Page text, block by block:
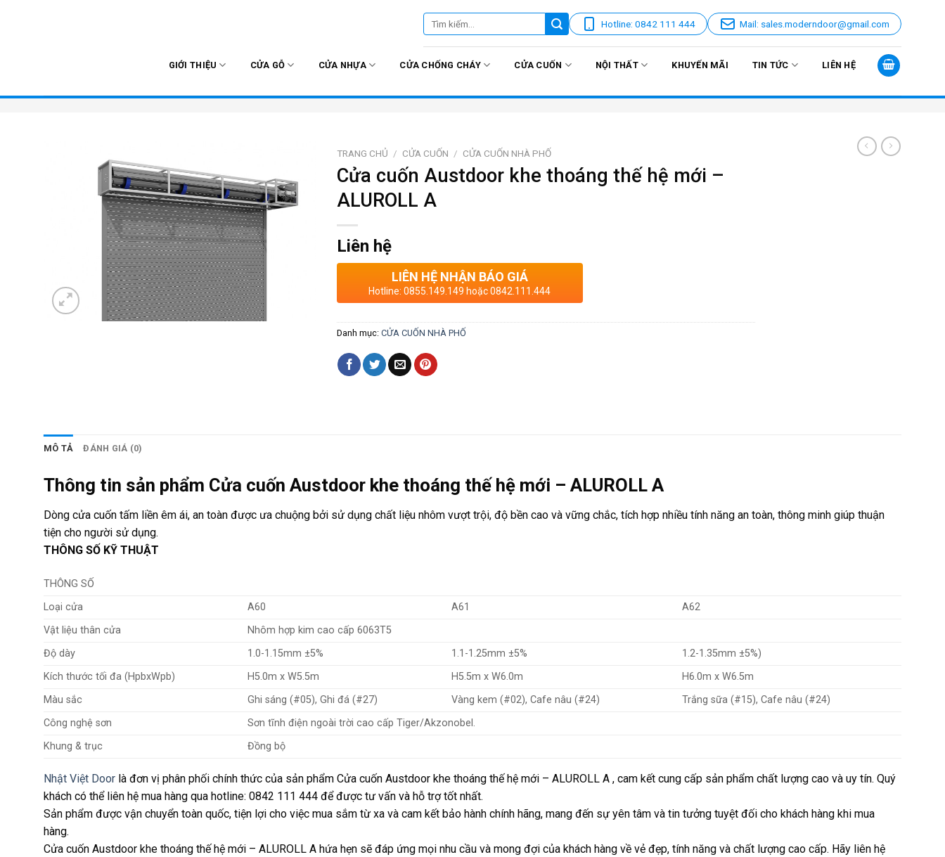
Tìm
kiếm:
Hotline: 0842 111 444 Mail: sales.moderndoor@gmail.com
GIỚI THIỆU CỬA GỖ CỬA NHỰA CỬA CHỐNG CHÁY CỬA CUỐN NỘI THẤT KHUYẾN MÃI TIN TỨC LIÊN HỆ
TRANG CHỦ / CỬA CUỐN / CỬA CUỐN NHÀ PHỐ
Cửa cuốn Austdoor khe thoáng thế hệ mới –
ALUROLL A
Liên hệ
LIÊN HỆ NHẬN BÁO GIÁ
Hotline: 0855.149.149 hoặc 0842.111.444
Danh mục: CỬA CUỐN NHÀ PHỐ
MÔ TẢ ĐÁNH GIÁ (0)
Thông tin sản phẩm Cửa cuốn Austdoor khe thoáng thế hệ mới – ALUROLL A
Dòng cửa cuốn tấm liền êm ái, an toàn được ưa chuộng bởi sử dụng chất liệu nhôm vượt trội, độ bền cao và vững chắc, tích hợp nhiều tính năng an toàn, thông minh giúp thuận
tiện cho người sử dụng.
THÔNG SỐ KỸ THUẬT
THÔNG SỐ
Loại cửa
A60 A61
A62
Vật liệu thân cửa
Nhôm hợp kim cao cấp 6063T5
Độ dày
1.0-1.15mm ±5% 1.1-1.25mm ±5%
1.2-1.35mm ±5%)
Kích thước tối đa (HpbxWpb)
H5.0m x W5.5m H5.5m x W6.0m
H6.0m x W6.5m
Màu sắc
Ghi sáng (#05), Ghi đá (#27) Vàng kem (#02), Cafe nâu (#24)
Trắng sữa (#15), Cafe nâu (#24)
Công nghệ sơn
Sơn tĩnh điện ngoài trời cao cấp Tiger/Akzonobel.
Khung & trục
Đồng bộ
Nhật Việt Door là đơn vị phân phối chính thức của sản phẩm Cửa cuốn Austdoor khe thoáng thế hệ mới – ALUROLL A , cam kết cung cấp sản phẩm chất lượng cao và uy tín. Quý
khách có thể liên hệ mua hàng qua hotline: 0842 111 444 để được tư vấn và hỗ trợ tốt nhất.
Sản phẩm được vận chuyển toàn quốc, tiện lợi cho việc mua sắm từ xa và cam kết bảo hành chính hãng, mang đến sự yên tâm và tin tưởng tuyệt đối cho khách hàng khi mua
hàng.
Cửa cuốn Austdoor khe thoáng thế hệ mới – ALUROLL A hứa hẹn sẽ đáp ứng mọi nhu cầu và mong đợi của khách hàng về vẻ đẹp, tính năng và chất lượng cao cấp. Hãy liên hệ